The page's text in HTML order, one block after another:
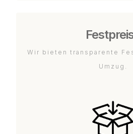
Wir bieten transparente
Umzug.